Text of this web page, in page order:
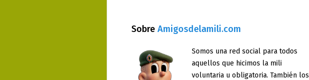
Sobre Amigosdelamili.com
Somos una red social para todos
aquellos que hicimos la mili
voluntaria u obligatoria. También los